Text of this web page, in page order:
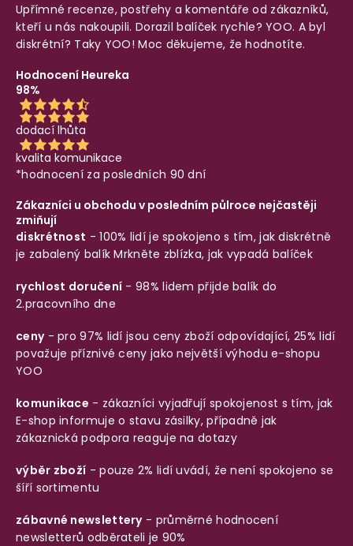
Upřímné recenze, postřehy a komentáře od zákazníků,
kteří u nás nakoupili. Dorazil balíček rychle? YOO. A byl
diskrétní? Taky YOO! Moc děkujeme, že hodnotíte.
Hodnocení Heureka
98%
dodací lhůta
kvalita komunikace
*hodnocení za posledních 90 dní
Zákazníci u obchodu v posledním půlroce nejčastěji
zmiňují
diskrétnost - 100% lidí je spokojeno s tím, jak diskrétně
je zabalený balíkMrkněte zblízka, jak vypadá balíček
rychlost doručení - 98% lidem přijde balík do
2.pracovního dne
ceny- pro 97% lidí jsou ceny zboží odpovídající, 25% lidí
považuje příznivé ceny jako největší výhodu e-shopu
YOO
komunikace - zákazníci vyjadřují spokojenost s tím, jak
E-shop informuje o stavu zásilky, případně jak
zákaznická podpora reaguje na dotazy
výběr zboží - pouze 2% lidí uvádí, že není spokojeno se
šíří sortimentu
zábavné newslettery- průměrné hodnocení
newsletterů odběrateli je 90%